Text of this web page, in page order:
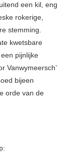
een kil, eng
rokerige,
stemming.
kwetsbare
pijnlijke
Vanwymeersch’
bijeen
orde van de